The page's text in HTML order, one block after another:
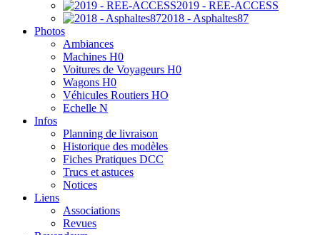
2019 - REE-ACCESS
2018 - Asphaltes87
Photos
Ambiances
Machines H0
Voitures de Voyageurs H0
Wagons H0
Véhicules Routiers HO
Echelle N
Infos
Planning de livraison
Historique des modèles
Fiches Pratiques DCC
Trucs et astuces
Notices
Liens
Associations
Revues